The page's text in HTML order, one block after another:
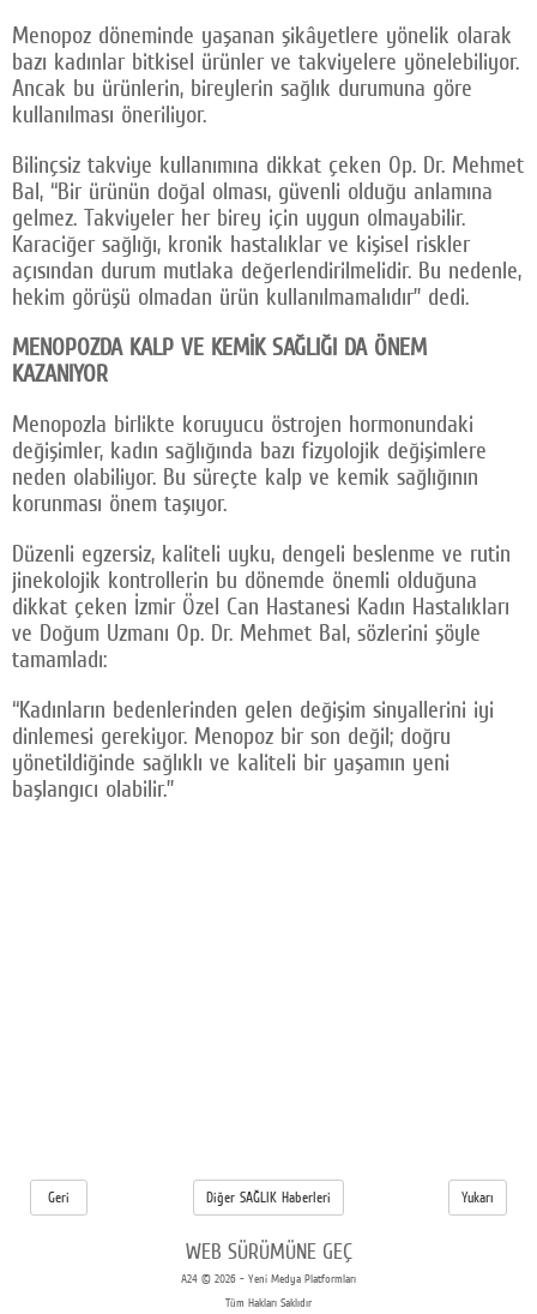
Menopoz döneminde yaşanan şikâyetlere yönelik olarak
bazı kadınlar bitkisel ürünler ve takviyelere yönelebiliyor.
Ancak bu ürünlerin, bireylerin sağlık durumuna göre
kullanılması öneriliyor.
Bilinçsiz takviye kullanımına dikkat çeken Op. Dr. Mehmet
Bal, “Bir ürünün doğal olması, güvenli olduğu anlamına
gelmez. Takviyeler her birey için uygun olmayabilir.
Karaciğer sağlığı, kronik hastalıklar ve kişisel riskler
açısından durum mutlaka değerlendirilmelidir. Bu nedenle,
hekim görüşü olmadan ürün kullanılmamalıdır” dedi.
MENOPOZDA KALP VE KEMİK SAĞLIĞI DA ÖNEM
KAZANIYOR
Menopozla birlikte koruyucu östrojen hormonundaki
değişimler, kadın sağlığında bazı fizyolojik değişimlere
neden olabiliyor. Bu süreçte kalp ve kemik sağlığının
korunması önem taşıyor.
Düzenli egzersiz, kaliteli uyku, dengeli beslenme ve rutin
jinekolojik kontrollerin bu dönemde önemli olduğuna
dikkat çeken İzmir Özel Can Hastanesi Kadın Hastalıkları
ve Doğum Uzmanı Op. Dr. Mehmet Bal, sözlerini şöyle
tamamladı:
“Kadınların bedenlerinden gelen değişim sinyallerini iyi
dinlemesi gerekiyor. Menopoz bir son değil; doğru
yönetildiğinde sağlıklı ve kaliteli bir yaşamın yeni
başlangıcı olabilir.”
Geri Diğer SAĞLIK Haberleri Yukarı
WEB SÜRÜMÜNE GEÇ
A24 © 2026 - Yeni Medya Platformları
Tüm Hakları Saklıdır